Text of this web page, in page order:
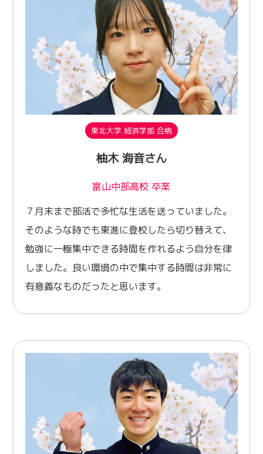
東北大学 経済学部 合格
柚木 海音さん
富山中部高校 卒業
７月末まで部活で多忙な生活を送っていました。
そのような時でも東進に登校したら切り替えて、
勉強に一極集中できる時間を作れるよう自分を律
しました。良い環境の中で集中する時間は非常に
有意義なものだったと思います。